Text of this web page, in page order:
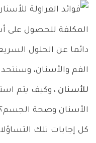
المكلفة للحصول على
دائما عن الحلول
الفم والأسنان،
للأسنان ، وكيف يتم
الأسنان وصحة الجسم؟
كل إجابات تلك